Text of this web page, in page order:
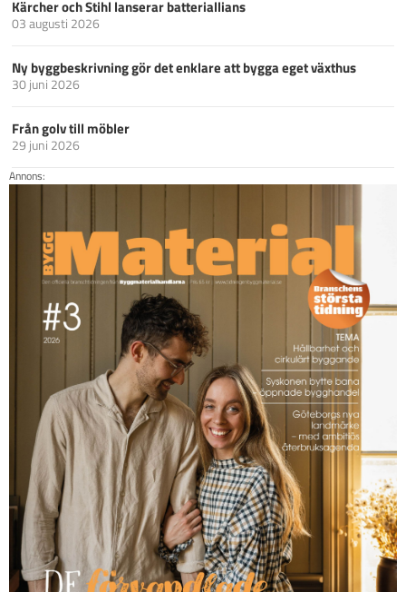
Kärcher och Stihl lanserar batteriallians
03 augusti 2026
Ny byggbeskrivning gör det enklare att bygga eget växthus
30 juni 2026
Från golv till möbler
29 juni 2026
Annons: